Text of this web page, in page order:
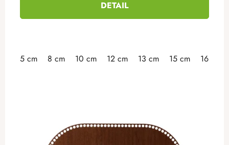
DETAIL
5 cm 8 cm 10 cm 12 cm 13 cm 15 cm 16 cm